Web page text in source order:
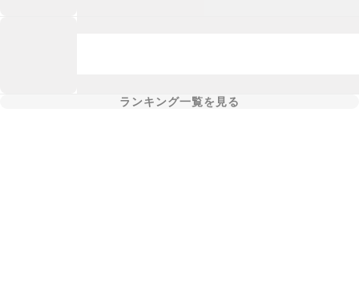
ランキング一覧を見る